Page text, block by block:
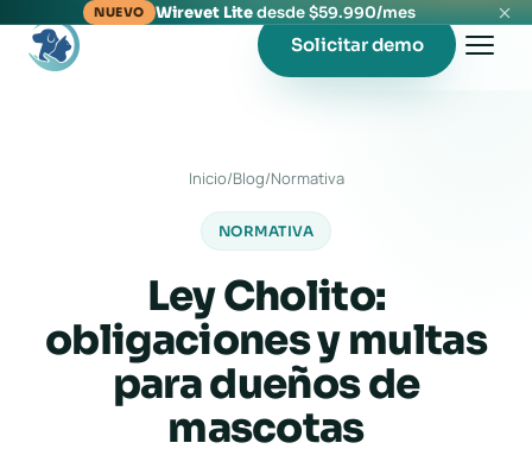
NUEVO Wirevet Litedesde $59.990/mes
Solicitar demo
Inicio/Blog/Normativa
NORMATIVA
Ley Cholito:
obligaciones y multas
para dueños de
mascotas